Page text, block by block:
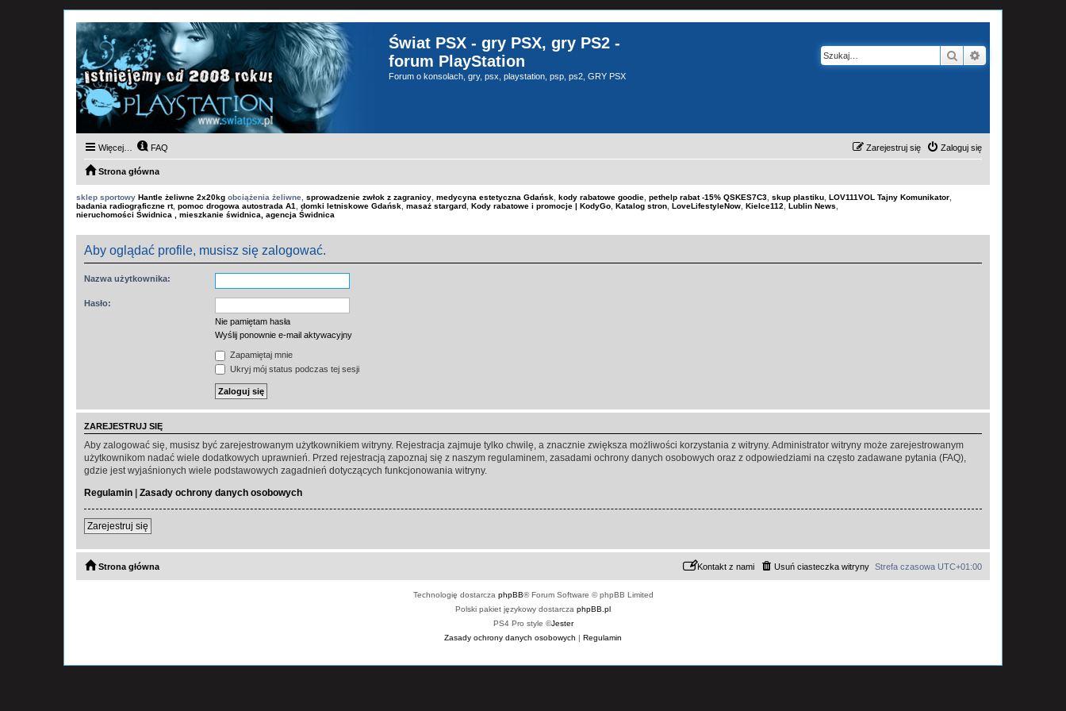
Świat PSX - gry PSX, gry PS2 -
forum PlayStation
Forum o konsolach, gry, psx, playstation, psp, ps2, GRY PSX
Szukaj
Więcej… FAQ Zaloguj się
Zarejestruj się
Strona główna
sklep sportowy Hantle żeliwne 2x20kg obciążenia żeliwne, sprowadzenie zwłok z zagranicy medycyna estetyczna Gdańsk kody rabatowe goodie pethelp rabat -15% QSKES7C3 skup plastiku LOV111VOL Tajny Komunikator
badania radiograficzne rt, pomoc drogowa autostrada A1 domki letniskowe Gdańsk masaż stargard Kody rabatowe i promocje | KodyGo Katalog stron LoveLifestyleNow Kielce112 Lublin News
nieruchomości Świdnica , mieszkanie świdnica, agencja Świdnica
Aby oglądać profile, musisz się zalogować.
Nazwa użytkownika:
Hasło:
Nie pamiętam hasła
Wyślij ponownie e-mail aktywacyjny
Zapamiętaj mnie
Ukryj mój status podczas tej sesji
ZAREJESTRUJ SIĘ
Aby zalogować się, musisz być zarejestrowanym użytkownikiem witryny. Rejestracja zajmuje tylko chwilę, a znacznie zwiększa możliwości korzystania z witryny. Administrator witryny może zarejestrowanym
użytkownikom nadać wiele dodatkowych uprawnień. Przed rejestracją zapoznaj się z naszym regulaminem, zasadami ochrony danych osobowych oraz z odpowiedziami na często zadawane pytania (FAQ),
gdzie jest wyjaśnionych wiele podstawowych zagadnień dotyczących funkcjonowania witryny.
Regulamin | Zasady ochrony danych osobowych
Zarejestruj się
Strona główna Strefa czasowa UTC+01:00
Usuń ciasteczka witryny
Kontakt z nami
Technologię dostarcza phpBB® Forum Software © phpBB Limited
Polski pakiet językowy dostarcza phpBB.pl
PS4 Pro style ©Jester
Zasady ochrony danych osobowych | Regulamin